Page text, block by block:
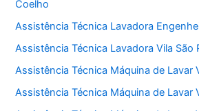
Coelho
Assistência Técnica Lavadora
Assistência Técnica Lavadora Vila São
Assistência Técnica Máquina de Lavar
Assistência Técnica Máquina de Lavar